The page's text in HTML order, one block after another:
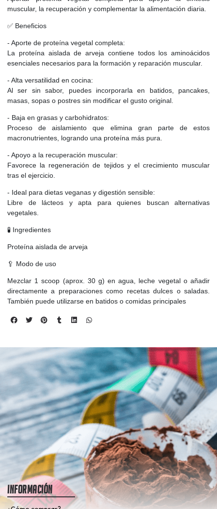
muscular, la recuperación y complementar la alimentación diaria.
✅ Beneficios
- Aporte de proteína vegetal completa:
La proteína aislada de arveja contiene todos los aminoácidos
esenciales necesarios para la formación y reparación muscular.
- Alta versatilidad en cocina:
Al ser sin sabor, puedes incorporarla en batidos, pancakes,
masas, sopas o postres sin modificar el gusto original.
- Baja en grasas y carbohidratos:
Proceso de aislamiento que elimina gran parte de estos
macronutrientes, logrando una proteína más pura.
- Apoyo a la recuperación muscular:
Favorece la regeneración de tejidos y el crecimiento muscular
tras el ejercicio.
- Ideal para dietas veganas y digestión sensible:
Libre de lácteos y apta para quienes buscan alternativas
vegetales.
🧪 Ingredientes
Proteína aislada de arveja
🥄 Modo de uso
Mezclar 1 scoop (aprox. 30 g) en agua, leche vegetal o añadir
directamente a preparaciones como recetas dulces o saladas.
También puede utilizarse en batidos o comidas principales
Información